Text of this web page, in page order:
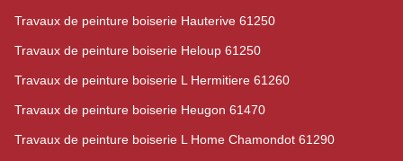
Travaux de peinture boiserie Hauterive 61250
Travaux de peinture boiserie Heloup 61250
Travaux de peinture boiserie L Hermitiere 61260
Travaux de peinture boiserie Heugon 61470
Travaux de peinture boiserie L Home Chamondot 61290